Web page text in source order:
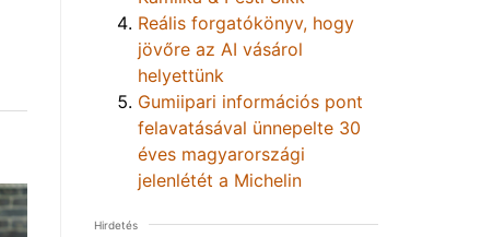
Reális forgatókönyv, hogy
jövőre az AI vásárol
helyettünk
Gumiipari információs pont
felavatásával ünnepelte 30
éves magyarországi
jelenlétét a Michelin
Hirdetés